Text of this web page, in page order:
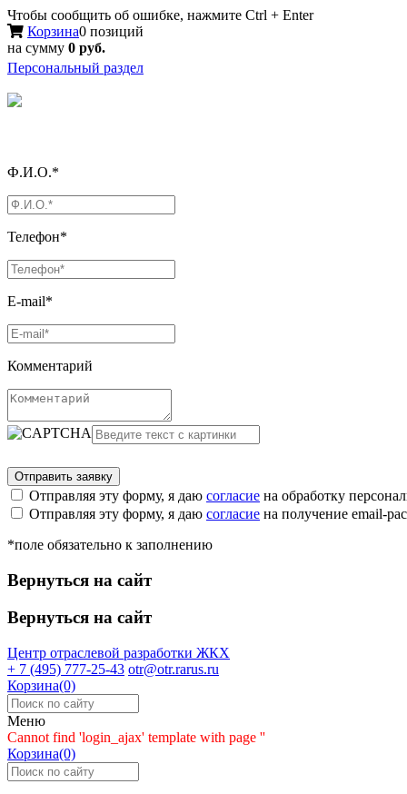
Чтобы сообщить об ошибке, нажмите Ctrl + Enter
Корзина0 позиций
на сумму 0 руб.
Персональный раздел
Ф.И.О.*
Телефон*
E-mail*
Комментарий
Отправляя эту форму, я даю согласие на обработку
Отправляя эту форму, я даю согласие на получение email-
*поле обязательно к заполнению
Вернуться на сайт
Вернуться на сайт
Центр отраслевой разработки ЖКХ
+ 7 (495) 777-25-43 otr@otr.rarus.ru
Корзина(0)
Меню
Cannot find 'login_ajax' template with page ''
Корзина(0)